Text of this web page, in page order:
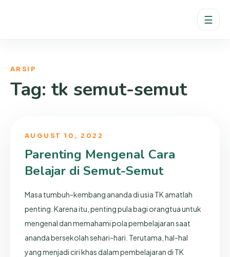
☰
ARSIP
Tag: tk semut-semut
AUGUST 10, 2022
Parenting Mengenal Cara
Belajar di Semut-Semut
Masa tumbuh-kembang ananda di usia TK amatlah
penting. Karena itu, penting pula bagi orangtua untuk
mengenal dan memahami pola pembelajaran saat
ananda bersekolah sehari-hari. Terutama, hal-hal
yang menjadi ciri khas dalam pembelajaran di TK